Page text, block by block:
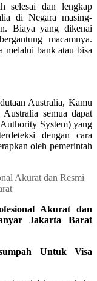
selesai dan lengkap
di Negara masing-
Biaya yang dikenai
macamnya.
melalui bank atau bisa
Australia, Kamu
semua dapat
System) yang
dengan cara
oleh pemerintah
Akurat dan
Jakarta Barat
Untuk Visa